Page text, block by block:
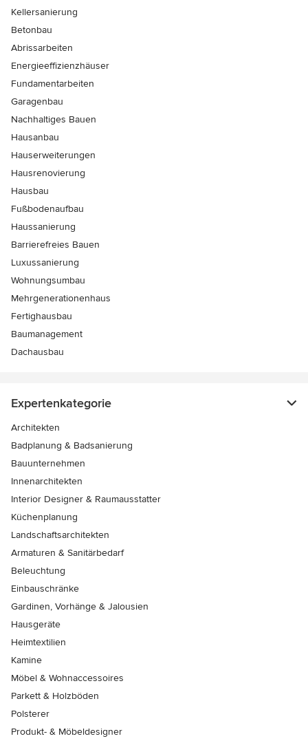
Kellersanierung
Betonbau
Abrissarbeiten
Energieeffizienzhäuser
Fundamentarbeiten
Garagenbau
Nachhaltiges Bauen
Hausanbau
Hauserweiterungen
Hausrenovierung
Hausbau
Fußbodenaufbau
Haussanierung
Barrierefreies Bauen
Luxussanierung
Wohnungsumbau
Mehrgenerationenhaus
Fertighausbau
Baumanagement
Dachausbau
Expertenkategorie
Architekten
Badplanung & Badsanierung
Bauunternehmen
Innenarchitekten
Interior Designer & Raumausstatter
Küchenplanung
Landschaftsarchitekten
Armaturen & Sanitärbedarf
Beleuchtung
Einbauschränke
Gardinen, Vorhänge & Jalousien
Hausgeräte
Heimtextilien
Kamine
Möbel & Wohnaccessoires
Parkett & Holzböden
Polsterer
Produkt- & Möbeldesigner